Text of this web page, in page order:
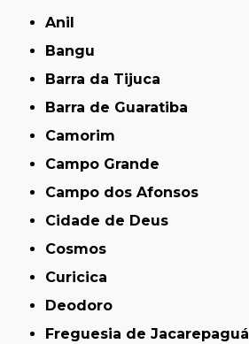
Anil
Bangu
Barra da Tijuca
Barra de Guaratiba
Camorim
Campo Grande
Campo dos Afonsos
Cidade de Deus
Cosmos
Curicica
Deodoro
Freguesia de Jacarepaguá